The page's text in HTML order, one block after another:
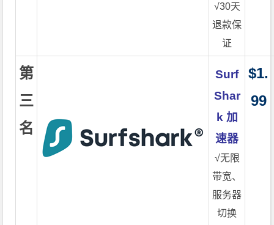
√30天
退款保
证
第
三
名
Surf
Shar
k 加
速器
√无限
带宽、
服务器
切换
$1.
99